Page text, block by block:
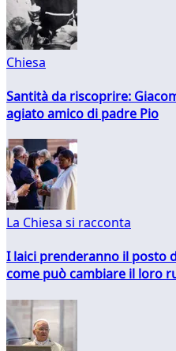
Chiesa
Santità da riscoprire:
agiato amico di padre Pio
La Chiesa si racconta
I laici prenderanno il posto
come può cambiare il loro